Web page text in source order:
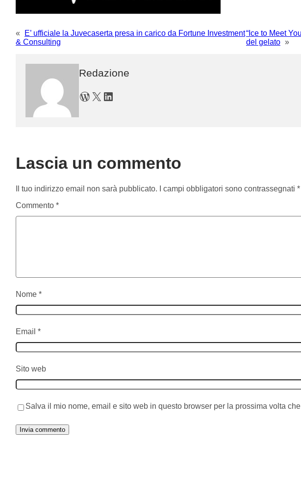
«
E’ ufficiale la Juvecaserta presa in carico da Fortune Investment
& Consulting
“Ice to Meet
del gelato »
Redazione
WordPress X LinkedIn
Lascia un commento
Il tuo indirizzo email non sarà pubblicato. I campi obbligatori sono contrassegnati *
Commento *
Nome *
Email *
Sito web
Salva il mio nome, email e sito web in questo browser per la prossima volta